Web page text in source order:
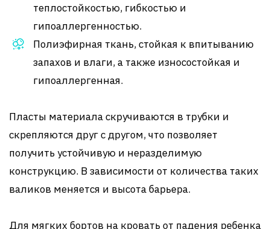
теплостойкостью, гибкостью и
гипоаллергенностью.
Полиэфирная ткань, стойкая к впитыванию
запахов и влаги, а также износостойкая и
гипоаллергенная.
Пласты материала скручиваются в трубки и
скрепляются друг с другом, что позволяет
получить устойчивую и неразделимую
конструкцию. В зависимости от количества таких
валиков меняется и высота барьера.
Для мягких бортов на кровать от падения ребенка